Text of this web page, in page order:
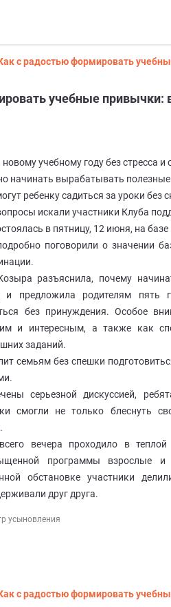
с радостью формировать
учебные привычки:
учебному году без стресса и
начинать вырабатывать
ребенку садиться за уроки без
искали участники Клуба
в пятницу, 12 июня, на
поговорили о значении
разъяснила, почему
предложила родителям пять
без принуждения. Особое
и интересным, а также как
заданий.
семьям без спешки
серьезной дискуссией,
смогли не только блеснуть
вечера проходило в
программы взрослые
обстановке участники
друг друга.
усыновления
с радостью формировать